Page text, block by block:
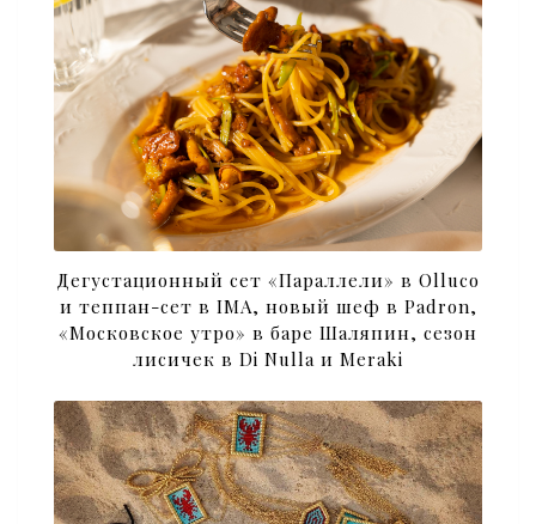
Дегустационный сет «Параллели» в Olluco
и теппан-сет в IMA, новый шеф в Padron,
«Московское утро» в баре Шаляпин, сезон
лисичек в Di Nulla и Meraki